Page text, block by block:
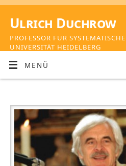
Ulrich Duchrow
PROFESSOR FÜR
UNIVERSITÄT HEIDELBERG
MENÜ